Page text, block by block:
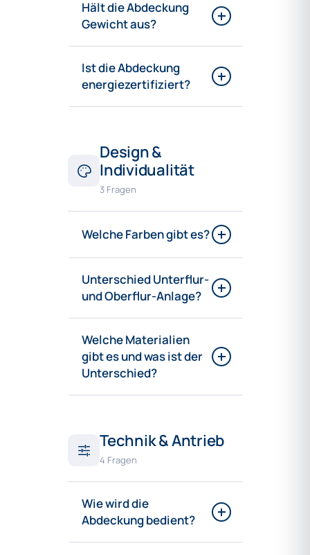
Hält die Abdeckung
Gewicht aus?
Ist die Abdeckung
energiezertifiziert?
Design &
Individualität
3 Fragen
Welche Farben gibt es?
Unterschied Unterflur-
und Oberflur-Anlage?
Welche Materialien
gibt es und was ist der
Unterschied?
Technik & Antrieb
4 Fragen
Wie wird die
Abdeckung bedient?